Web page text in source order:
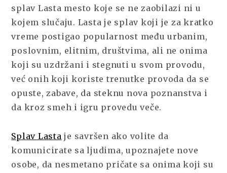
splav Lasta mesto koje se ne zaobilazi ni u
kojem slučaju. Lasta je splav koji je za kratko
vreme postigao popularnost među urbanim,
poslovnim, elitnim, društvima, ali ne onima
koji su uzdržani i stegnuti u svom provodu,
već onih koji koriste trenutke provoda da se
opuste, zabave, da steknu nova poznanstva i
da kroz smeh i igru provedu veče.
Splav Lasta je savršen ako volite da
komunicirate sa ljudima, upoznajete nove
osobe, da nesmetano pričate sa onima koji su